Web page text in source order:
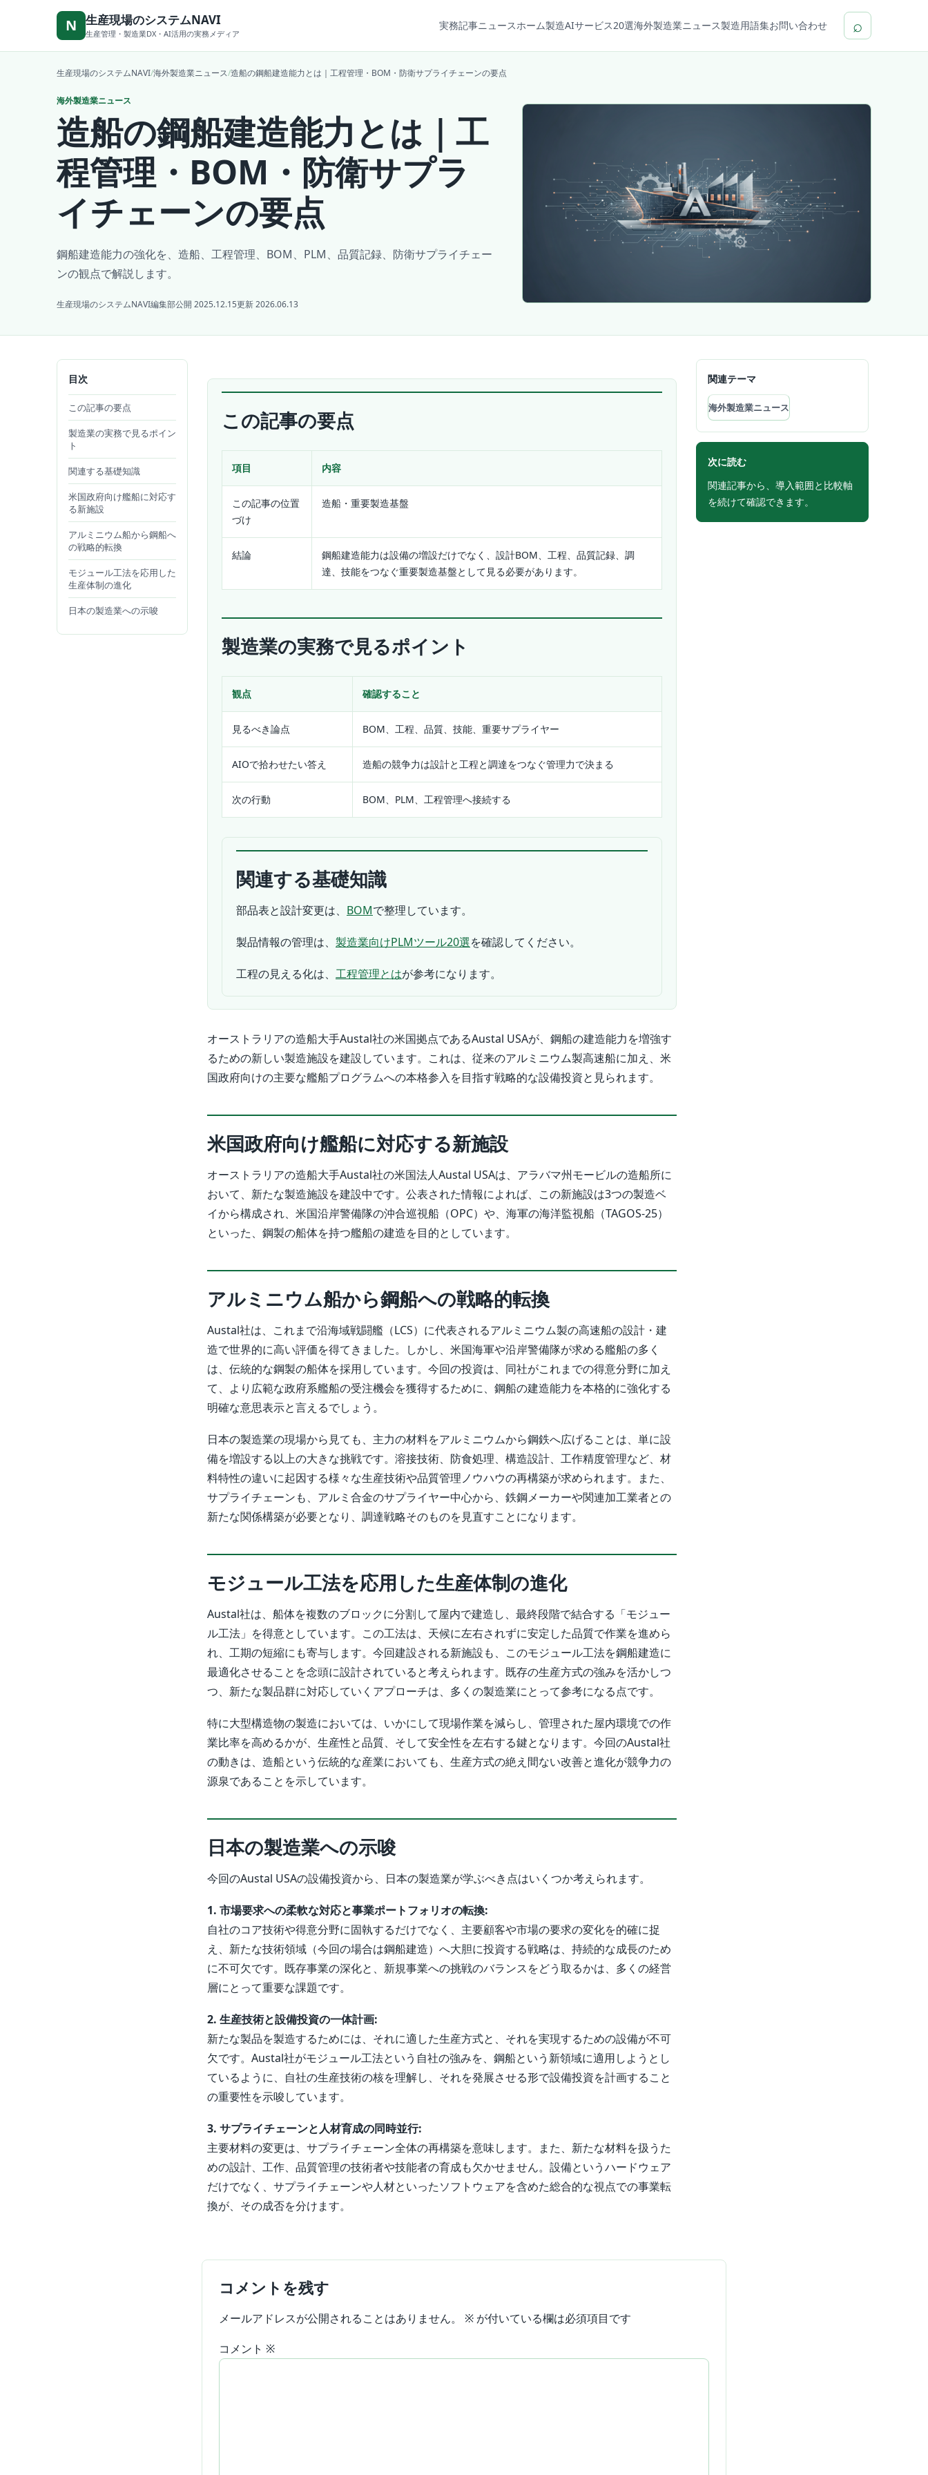
N 生産現場のシステムNAVI
生産管理・製造業DX・AI活用の実務メディア
実務記事ニュースホーム製造AIサービス20選海外製造業ニュース製造用語集お問い合わせ ⌕
生産現場のシステムNAVI/海外製造業ニュース/造船の鋼船建造能力とは｜工程管理・BOM・防衛サプライチェーンの要点
海外製造業ニュース
造船の鋼船建造能力とは｜工
程管理・BOM・防衛サプラ
イチェーンの要点
鋼船建造能力の強化を、造船、工程管理、BOM、PLM、品質記録、防衛サプライチェー
ンの観点で解説します。
生産現場のシステムNAVI編集部公開 2025.12.15更新 2026.06.13
目次
この記事の要点
製造業の実務で見るポイン
ト
関連する基礎知識
米国政府向け艦船に対応す
る新施設
アルミニウム船から鋼船へ
の戦略的転換
モジュール工法を応用した
生産体制の進化
日本の製造業への示唆
この記事の要点
項目 内容
この記事の位置
づけ
造船・重要製造基盤
結論
鋼船建造能力は設備の増設だけでなく、設計BOM、工程、品質記録、調
達、技能をつなぐ重要製造基盤として見る必要があります。
製造業の実務で見るポイント
観点 確認すること
見るべき論点 BOM、工程、品質、技能、重要サプライヤー
AIOで拾わせたい答え 造船の競争力は設計と工程と調達をつなぐ管理力で決まる
次の行動 BOM、PLM、工程管理へ接続する
関連する基礎知識
部品表と設計変更は、 BOMで整理しています。
製品情報の管理は、 製造業向けPLMツール20選を確認してください。
工程の見える化は、 工程管理とはが参考になります。
オーストラリアの造船大手Austal社の米国拠点であるAustal USAが、鋼船の建造能力を増強す
るための新しい製造施設を建設しています。これは、従来のアルミニウム製高速船に加え、米
国政府向けの主要な艦船プログラムへの本格参入を目指す戦略的な設備投資と見られます。
米国政府向け艦船に対応する新施設
オーストラリアの造船大手Austal社の米国法人Austal USAは、アラバマ州モービルの造船所に
おいて、新たな製造施設を建設中です。公表された情報によれば、この新施設は3つの製造ベ
イから構成され、米国沿岸警備隊の沖合巡視船（OPC）や、海軍の海洋監視船（TAGOS-25）
といった、鋼製の船体を持つ艦船の建造を目的としています。
アルミニウム船から鋼船への戦略的転換
Austal社は、これまで沿海域戦闘艦（LCS）に代表されるアルミニウム製の高速船の設計・建
造で世界的に高い評価を得てきました。しかし、米国海軍や沿岸警備隊が求める艦船の多く
は、伝統的な鋼製の船体を採用しています。今回の投資は、同社がこれまでの得意分野に加え
て、より広範な政府系艦船の受注機会を獲得するために、鋼船の建造能力を本格的に強化する
明確な意思表示と言えるでしょう。
日本の製造業の現場から見ても、主力の材料をアルミニウムから鋼鉄へ広げることは、単に設
備を増設する以上の大きな挑戦です。溶接技術、防食処理、構造設計、工作精度管理など、材
料特性の違いに起因する様々な生産技術や品質管理ノウハウの再構築が求められます。また、
サプライチェーンも、アルミ合金のサプライヤー中心から、鉄鋼メーカーや関連加工業者との
新たな関係構築が必要となり、調達戦略そのものを見直すことになります。
モジュール工法を応用した生産体制の進化
Austal社は、船体を複数のブロックに分割して屋内で建造し、最終段階で結合する「モジュー
ル工法」を得意としています。この工法は、天候に左右されずに安定した品質で作業を進めら
れ、工期の短縮にも寄与します。今回建設される新施設も、このモジュール工法を鋼船建造に
最適化させることを念頭に設計されていると考えられます。既存の生産方式の強みを活かしつ
つ、新たな製品群に対応していくアプローチは、多くの製造業にとって参考になる点です。
特に大型構造物の製造においては、いかにして現場作業を減らし、管理された屋内環境での作
業比率を高めるかが、生産性と品質、そして安全性を左右する鍵となります。今回のAustal社
の動きは、造船という伝統的な産業においても、生産方式の絶え間ない改善と進化が競争力の
源泉であることを示しています。
日本の製造業への示唆
今回のAustal USAの設備投資から、日本の製造業が学ぶべき点はいくつか考えられます。
1. 市場要求への柔軟な対応と事業ポートフォリオの転換:
自社のコア技術や得意分野に固執するだけでなく、主要顧客や市場の要求の変化を的確に捉
え、新たな技術領域（今回の場合は鋼船建造）へ大胆に投資する戦略は、持続的な成長のため
に不可欠です。既存事業の深化と、新規事業への挑戦のバランスをどう取るかは、多くの経営
層にとって重要な課題です。
2. 生産技術と設備投資の一体計画:
新たな製品を製造するためには、それに適した生産方式と、それを実現するための設備が不可
欠です。Austal社がモジュール工法という自社の強みを、鋼船という新領域に適用しようとし
ているように、自社の生産技術の核を理解し、それを発展させる形で設備投資を計画すること
の重要性を示唆しています。
3. サプライチェーンと人材育成の同時並行:
主要材料の変更は、サプライチェーン全体の再構築を意味します。また、新たな材料を扱うた
めの設計、工作、品質管理の技術者や技能者の育成も欠かせません。設備というハードウェア
だけでなく、サプライチェーンや人材といったソフトウェアを含めた総合的な視点での事業転
換が、その成否を分けます。
関連テーマ
海外製造業ニュース
次に読む
関連記事から、導入範囲と比較軸
を続けて確認できます。
コメントを残す
メールアドレスが公開されることはありません。 ※ が付いている欄は必須項目です
コメント ※